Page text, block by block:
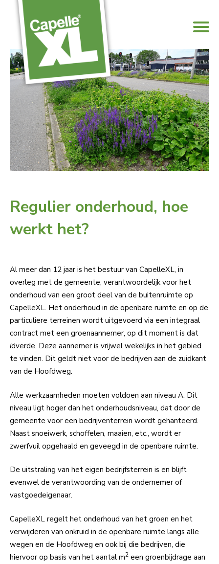
Regulier onderhoud, hoe
werkt het?
Al meer dan 12 jaar is het bestuur van CapelleXL, in
overleg met de gemeente, verantwoordelijk voor het
onderhoud van een groot deel van de buitenruimte op
CapelleXL. Het onderhoud in de openbare ruimte en op de
particuliere terreinen wordt uitgevoerd via een integraal
contract met een groenaannemer, op dit moment is dat
idverde. Deze aannemer is vrijwel wekelijks in het gebied
te vinden. Dit geldt niet voor de bedrijven aan de zuidkant
van de Hoofdweg.
Alle werkzaamheden moeten voldoen aan niveau A. Dit
niveau ligt hoger dan het onderhoudsniveau, dat door de
gemeente voor een bedrijventerrein wordt gehanteerd.
Naast snoeiwerk, schoffelen, maaien, etc., wordt er
zwerfvuil opgehaald en geveegd in de openbare ruimte.
De uitstraling van het eigen bedrijfsterrein is en blijft
evenwel de verantwoording van de ondernemer of
vastgoedeigenaar.
CapelleXL regelt het onderhoud van het groen en het
verwijderen van onkruid in de openbare ruimte langs alle
wegen en de Hoofdweg en ook bij die bedrijven, die
hiervoor op basis van het aantal m2 een groenbijdrage aan